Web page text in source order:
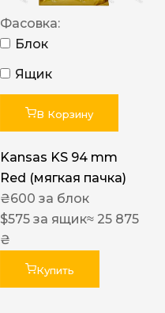
Фасовка:
Блок
Ящик
В Корзину
Kansas KS 94 mm
Red (мягкая пачка)
₴600 за блок
$575 за ящик≈ 25 875
₴
Купить